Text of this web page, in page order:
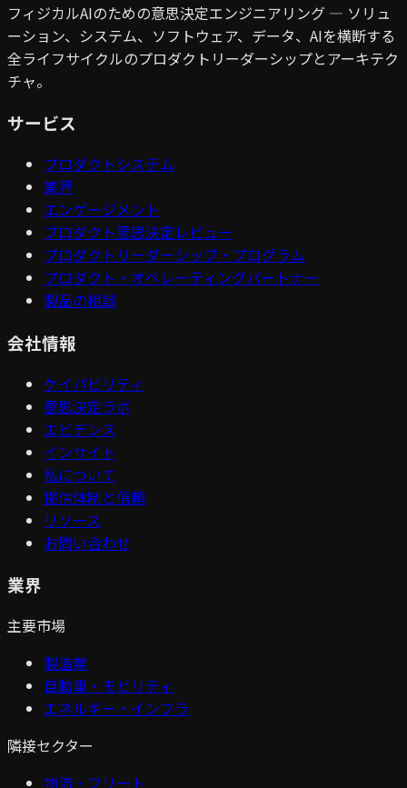
フィジカルAIのための意思決定エンジニアリング — ソリュ
ーション、システム、ソフトウェア、データ、AIを横断する
全ライフサイクルのプロダクトリーダーシップとアーキテク
チャ。
サービス
プロダクトシステム
業界
エンゲージメント
プロダクト意思決定レビュー
プロダクトリーダーシップ・プログラム
プロダクト・オペレーティングパートナー
製品の相談
会社情報
ケイパビリティ
意思決定ラボ
エビデンス
インサイト
私について
提供体制と信頼
リソース
お問い合わせ
業界
主要市場
製造業
自動車・モビリティ
エネルギー・インフラ
隣接セクター
物流・フリート